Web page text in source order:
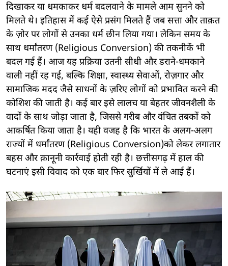
दिखाकर या धमकाकर धर्म बदलवाने के मामले आम सुनने को
मिलते थे। इतिहास में कई ऐसे प्रसंग मिलते हैं जब सत्ता और ताक़त
के ज़ोर पर लोगों से उनका धर्म छीन लिया गया। लेकिन समय के
साथ धर्मांतरण (Religious Conversion) की तकनीकें भी
बदल गई हैं। आज यह प्रक्रिया उतनी सीधी और डराने-धमकाने
वाली नहीं रह गई, बल्कि शिक्षा, स्वास्थ्य सेवाओं, रोज़गार और
सामाजिक मदद जैसे साधनों के ज़रिए लोगों को प्रभावित करने की
कोशिश की जाती है। कई बार इसे लालच या बेहतर जीवनशैली के
वादों के साथ जोड़ा जाता है, जिससे गरीब और वंचित तबकों को
आकर्षित किया जाता है। यही वजह है कि भारत के अलग-अलग
राज्यों में धर्मांतरण (Religious Conversion)को लेकर लगातार
बहस और क़ानूनी कार्रवाई होती रही है। छत्तीसगढ़ में हाल की
घटनाएं इसी विवाद को एक बार फिर सुर्खियों में ले आई हैं।